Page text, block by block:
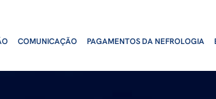
COMUNICAÇÃO PAGAMENTOS DA NEFROLOGIA